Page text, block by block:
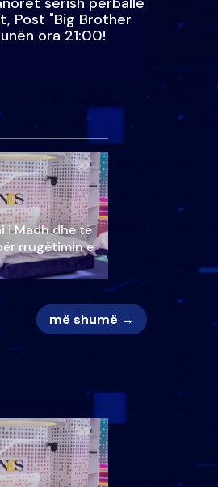
Post "Big Brother
ora 21:00!
i Madh dhe të
rrugëtimin e
më shumë →